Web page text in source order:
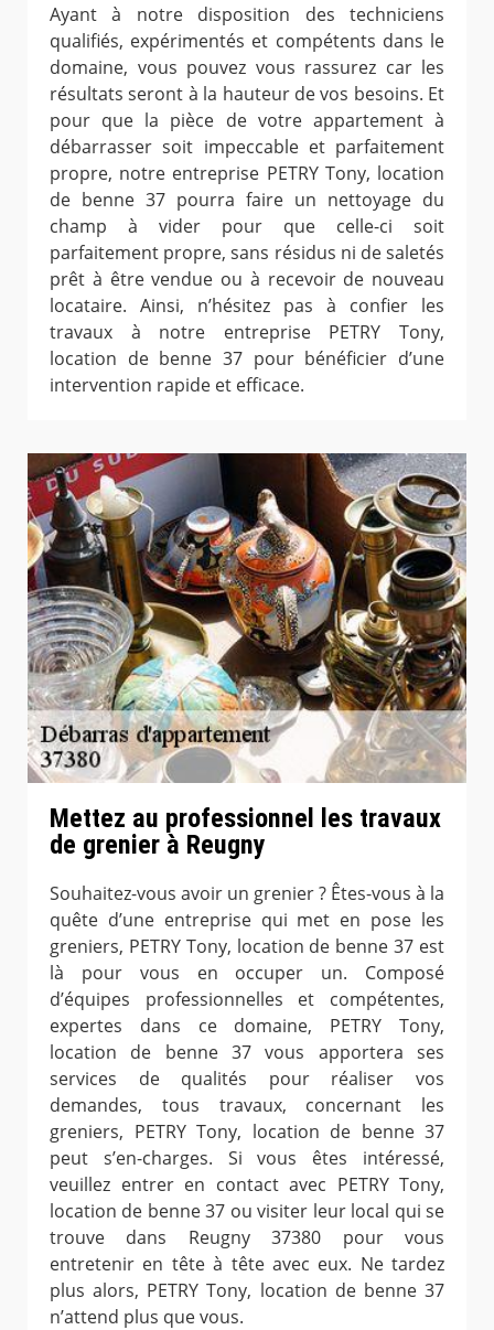
Ayant à notre disposition des techniciens
qualifiés, expérimentés et compétents dans le
domaine, vous pouvez vous rassurez car les
résultats seront à la hauteur de vos besoins. Et
pour que la pièce de votre appartement à
débarrasser soit impeccable et parfaitement
propre, notre entreprise PETRY Tony, location
de benne 37 pourra faire un nettoyage du
champ à vider pour que celle-ci soit
parfaitement propre, sans résidus ni de saletés
prêt à être vendue ou à recevoir de nouveau
locataire. Ainsi, n’hésitez pas à confier les
travaux à notre entreprise PETRY Tony,
location de benne 37 pour bénéficier d’une
intervention rapide et efficace.
Mettez au professionnel les travaux
de grenier à Reugny
Souhaitez-vous avoir un grenier ? Êtes-vous à la
quête d’une entreprise qui met en pose les
greniers, PETRY Tony, location de benne 37 est
là pour vous en occuper un. Composé
d’équipes professionnelles et compétentes,
expertes dans ce domaine, PETRY Tony,
location de benne 37 vous apportera ses
services de qualités pour réaliser vos
demandes, tous travaux, concernant les
greniers, PETRY Tony, location de benne 37
peut s’en-charges. Si vous êtes intéressé,
veuillez entrer en contact avec PETRY Tony,
location de benne 37 ou visiter leur local qui se
trouve dans Reugny 37380 pour vous
entretenir en tête à tête avec eux. Ne tardez
plus alors, PETRY Tony, location de benne 37
n’attend plus que vous.